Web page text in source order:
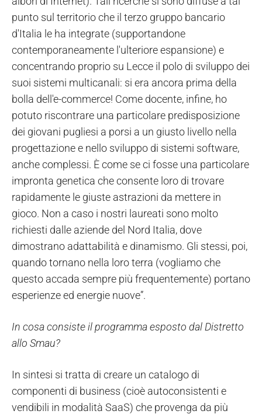
punto sul territorio che il terzo gruppo bancario
d'Italia le ha integrate (supportandone
contemporaneamente l'ulteriore espansione) e
concentrando proprio su Lecce il polo di sviluppo dei
suoi sistemi multicanali: si era ancora prima della
bolla dell'e-commerce! Come docente, infine, ho
potuto riscontrare una particolare predisposizione
dei giovani pugliesi a porsi a un giusto livello nella
progettazione e nello sviluppo di sistemi software,
anche complessi. È come se ci fosse una particolare
impronta genetica che consente loro di trovare
rapidamente le giuste astrazioni da mettere in
gioco. Non a caso i nostri laureati sono molto
richiesti dalle aziende del Nord Italia, dove
dimostrano adattabilità e dinamismo. Gli stessi, poi,
quando tornano nella loro terra (vogliamo che
questo accada sempre più frequentemente) portano
esperienze ed energie nuove”.
In cosa consiste il programma esposto dal Distretto
allo Smau?
In sintesi si tratta di creare un catalogo di
componenti di business (cioè autoconsistenti e
vendibili in modalità SaaS) che provenga da più